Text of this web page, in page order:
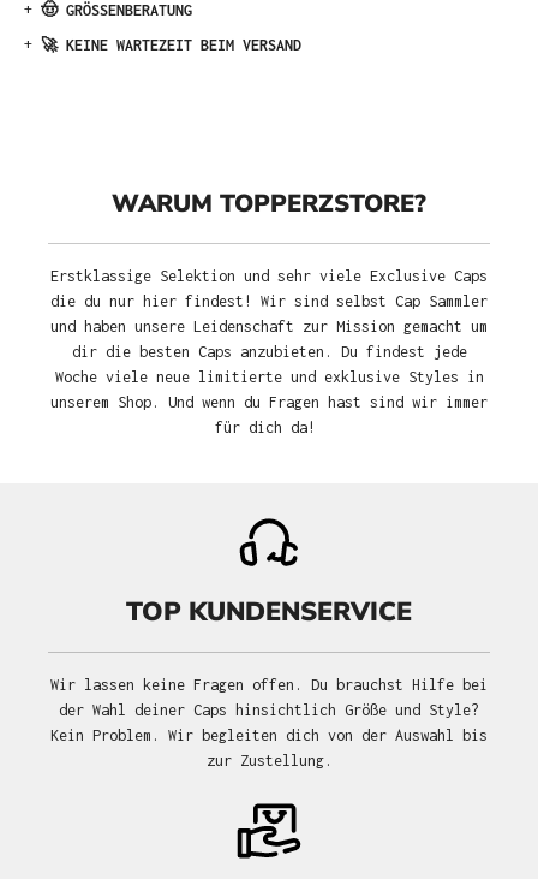
+ 🤠 GRÖSSENBERATUNG
+ 🚀 KEINE WARTEZEIT BEIM VERSAND
WARUM TOPPERZSTORE?
Erstklassige Selektion und sehr viele Exclusive Caps
die du nur hier findest! Wir sind selbst Cap Sammler
und haben unsere Leidenschaft zur Mission gemacht um
dir die besten Caps anzubieten. Du findest jede
Woche viele neue limitierte und exklusive Styles in
unserem Shop. Und wenn du Fragen hast sind wir immer
für dich da!
TOP KUNDENSERVICE
Wir lassen keine Fragen offen. Du brauchst Hilfe bei
der Wahl deiner Caps hinsichtlich Größe und Style?
Kein Problem. Wir begleiten dich von der Auswahl bis
zur Zustellung.